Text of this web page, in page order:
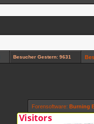
Besucher Gestern: 9631
Forensoftware: Burning